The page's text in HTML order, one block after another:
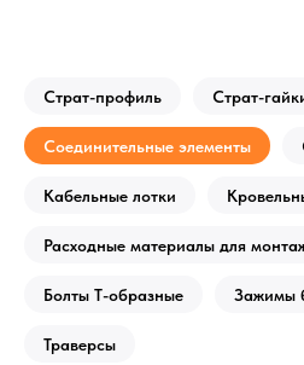
Страт-профиль Страт-
Соединительные элементы
Кабельные лотки
Расходные материалы для
Болты Т-образные Зажимы
Траверсы